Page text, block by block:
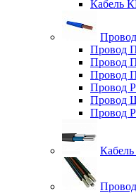
Кабель
Провод
Провод
Провод
Провод
Провод
Провод